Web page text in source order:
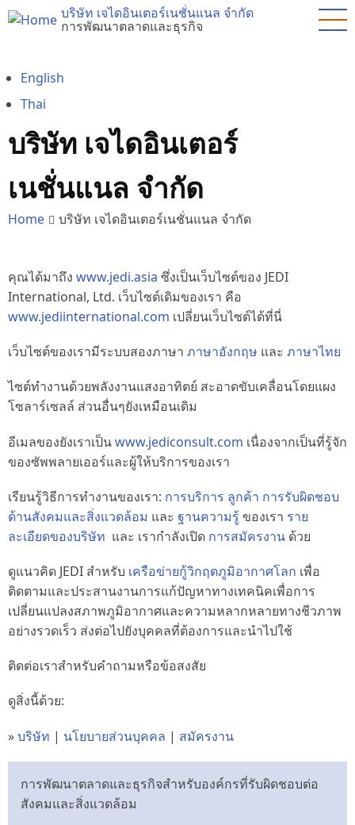
Skip
content
บริษัท เจไดอินเตอร์เนชั่นแนล จำกัด
การพัฒนาตลาดและธุรกิจ
English
Thai
บริษัท เจไดอินเตอร์
เนชั่นแนล จำกัด
Home บริษัท เจไดอินเตอร์เนชั่นแนล จำกัด
คุณได้มาถึง www.jedi.asia ซึ่งเป็นเว็บไซต์ของ JEDI
International, Ltd. เว็บไซต์เดิมของเรา คือ
www.jediinternational.com เปลี่ยนเว็บไซต์ได้ที่นี่
เว็บไซต์ของเรามีระบบสองภาษา ภาษาอังกฤษ และ ภาษาไทย
ไซต์ทำงานด้วยพลังงานแสงอาทิตย์ สะอาดขับเคลื่อนโดยแผง
โซลาร์เซลล์ ส่วนอื่นๆยังเหมือนเดิม
อีเมลของยังเราเป็นwww.jediconsult.com เนื่องจากเป็นที่รู้จัก
ของซัพพลายเออร์และผู้ให้บริการของเรา
เรียนรู้วิธีการทำงานของเรา: การบริการ ลูกค้า การรับผิดชอบ
ด้านสังคมและสิ่งแวดล้อม และ ฐานความรู้ของเรา ราย
ละเอียดของบริษัท และ เรากำลังเปิด การสมัครงาน ด้วย
ดูแนวคิด JEDI สำหรับ เครือข่ายกู้วิกฤตภูมิอากาศโลก เพื่อ
ติดตามและประสานงานการแก้ปัญหาทางเทคนิคเพื่อการ
เปลี่ยนแปลงสภาพภูมิอากาศและความหลากหลายทางชีวภาพ
อย่างรวดเร็ว ส่งต่อไปยังบุคคลที่ต้องการและนำไปใช้
ติดต่อเราสำหรับคำถามหรือข้อสงสัย
ดูสิ่งนี้ด้วย:
»บริษัท | นโยบายส่วนบุคคล | สมัครงาน
การพัฒนาตลาดและธุรกิจสำหรับองค์กรที่รับผิดชอบต่อ
สังคมและสิ่งแวดล้อม